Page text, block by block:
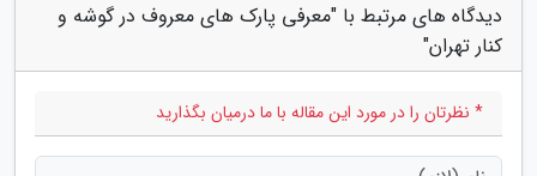
دیدگاه های مرتبط با "معرفی پارک های معروف در گوشه و
کنار تهران"
* نظرتان را در مورد این مقاله با ما درمیان بگذارید